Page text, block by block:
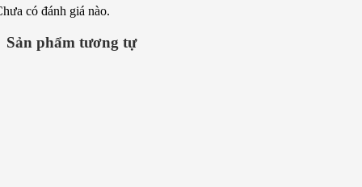
có đánh giá nào.
Sản phẩm tương tự